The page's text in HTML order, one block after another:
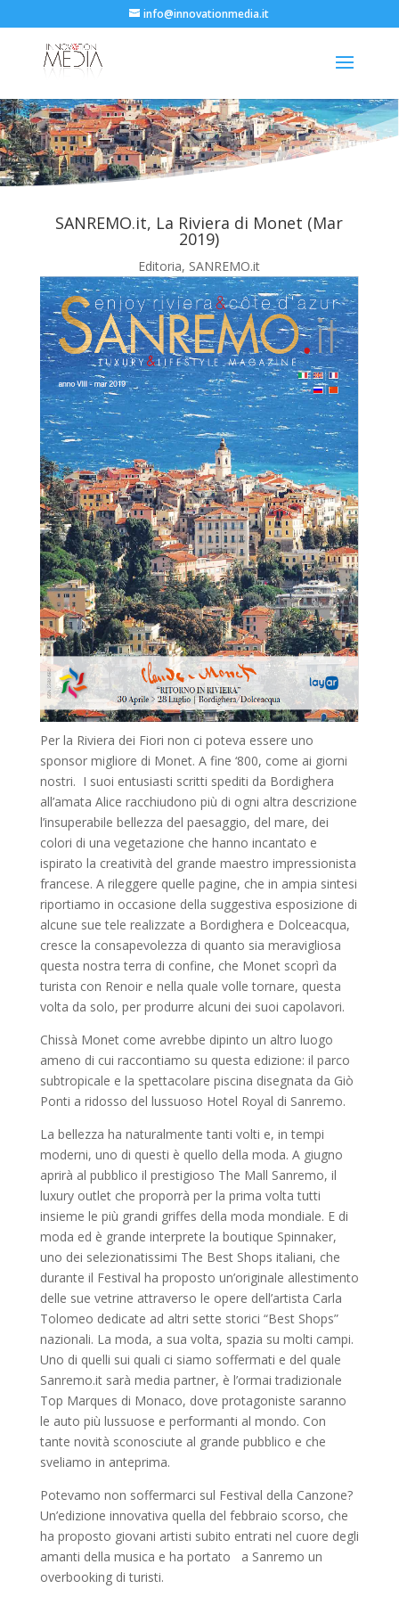
info@innovationmedia.it
SANREMO.it, La Riviera di Monet (Mar
2019)
Editoria, SANREMO.it
Per la Riviera dei Fiori non ci poteva essere uno
sponsor migliore di Monet. A fine ‘800, come ai giorni
nostri. I suoi entusiasti scritti spediti da Bordighera
all’amata Alice racchiudono più di ogni altra descrizione
l’insuperabile bellezza del paesaggio, del mare, dei
colori di una vegetazione che hanno incantato e
ispirato la creatività del grande maestro impressionista
francese. A rileggere quelle pagine, che in ampia sintesi
riportiamo in occasione della suggestiva esposizione di
alcune sue tele realizzate a Bordighera e Dolceacqua,
cresce la consapevolezza di quanto sia meravigliosa
questa nostra terra di confine, che Monet scoprì da
turista con Renoir e nella quale volle tornare, questa
volta da solo, per produrre alcuni dei suoi capolavori.
Chissà Monet come avrebbe dipinto un altro luogo
ameno di cui raccontiamo su questa edizione: il parco
subtropicale e la spettacolare piscina disegnata da Giò
Ponti a ridosso del lussuoso Hotel Royal di Sanremo.
La bellezza ha naturalmente tanti volti e, in tempi
moderni, uno di questi è quello della moda. A giugno
aprirà al pubblico il prestigioso The Mall Sanremo, il
luxury outlet che proporrà per la prima volta tutti
insieme le più grandi griffes della moda mondiale. E di
moda ed è grande interprete la boutique Spinnaker,
uno dei selezionatissimi The Best Shops italiani, che
durante il Festival ha proposto un’originale allestimento
delle sue vetrine attraverso le opere dell’artista Carla
Tolomeo dedicate ad altri sette storici “Best Shops”
nazionali. La moda, a sua volta, spazia su molti campi.
Uno di quelli sui quali ci siamo soffermati e del quale
Sanremo.it sarà media partner, è l’ormai tradizionale
Top Marques di Monaco, dove protagoniste saranno
le auto più lussuose e performanti al mondo. Con
tante novità sconosciute al grande pubblico e che
sveliamo in anteprima.
Potevamo non soffermarci sul Festival della Canzone?
Un’edizione innovativa quella del febbraio scorso, che
ha proposto giovani artisti subito entrati nel cuore degli
amanti della musica e ha portato a Sanremo un
overbooking di turisti.